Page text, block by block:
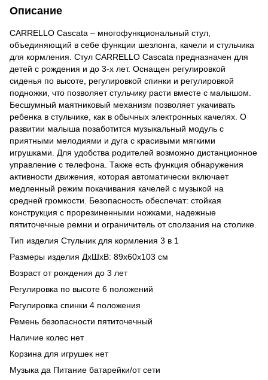
Описание
CARRELLO Cascata – многофункциональный стул,
объединяющий в себе функции шезлонга, качели и стульчика
для кормления. Стул CARRELLO Cascata предназначен для
детей с рождения и до 3-х лет. Оснащен регулировкой
сиденья по высоте, регулировкой спинки и регулировкой
подножки, что позволяет стульчику расти вместе с малышом.
Бесшумный маятниковый механизм позволяет укачивать
ребенка в стульчике, как в обычных электронных качелях. О
развитии малыша позаботится музыкальный модуль с
приятными мелодиями и дуга с красивыми мягкими
игрушками. Для удобства родителей возможно дистанционное
управление с телефона. Также есть функция обнаружения
активности движения, которая автоматически включает
медленный режим покачивания качелей с музыкой на
средней громкости. Безопасность обеспечат: стойкая
конструкция с прорезиненными ножками, надежные
пятиточечные ремни и ограничитель от сползания на столике.
Тип изделия Стульчик для кормления 3 в 1
Размеры изделия ДхШхВ: 89х60х103 см
Возраст от рождения до 3 лет
Регулировка по высоте 6 положений
Регулировка спинки 4 положения
Ремень безопасности пятиточечный
Наличие колес нет
Корзина для игрушек нет
Музыка да Питание батарейки/от сети